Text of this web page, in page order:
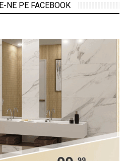
NE PE FACEBOOK